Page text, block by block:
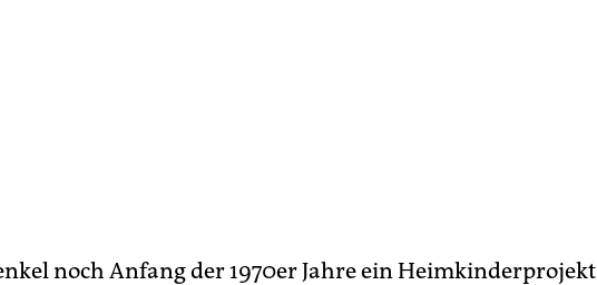
noch Anfang der 1970er Jahre ein Heimkinderprojekt